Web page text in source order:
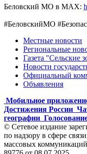
Беловский МО в МАХ:
#БеловскийМО
Местные новости
Региональные
Газета "Сельские
Новости
Официальный
Объявления
Мобильное
Достижения России
географии
© Сетевое издание
по надзору в сфере
массовых